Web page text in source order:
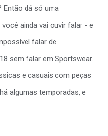
Então dá só uma
ainda vai ouvir falar - e
falar de
sem falar em Sportswear.
e casuais com peças
algumas temporadas, e